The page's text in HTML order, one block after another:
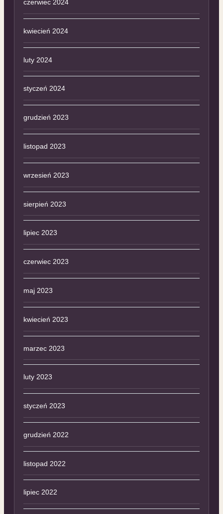
czerwiec 2024
kwiecień 2024
luty 2024
styczeń 2024
grudzień 2023
listopad 2023
wrzesień 2023
sierpień 2023
lipiec 2023
czerwiec 2023
maj 2023
kwiecień 2023
marzec 2023
luty 2023
styczeń 2023
grudzień 2022
listopad 2022
lipiec 2022